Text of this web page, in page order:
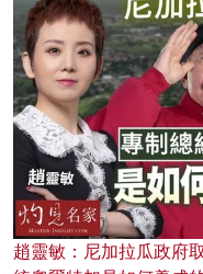
趙靈敏：尼加拉瓜政府